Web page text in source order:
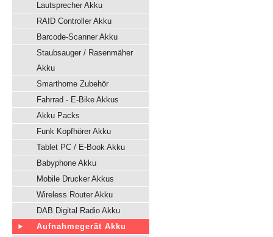
Lautsprecher Akku
RAID Controller Akku
Barcode-Scanner Akku
Staubsauger / Rasenmäher
Akku
Smarthome Zubehör
Fahrrad - E-Bike Akkus
Akku Packs
Funk Kopfhörer Akku
Tablet PC / E-Book Akku
Babyphone Akku
Mobile Drucker Akkus
Wireless Router Akku
DAB Digital Radio Akku
Aufnahmegerät Akku